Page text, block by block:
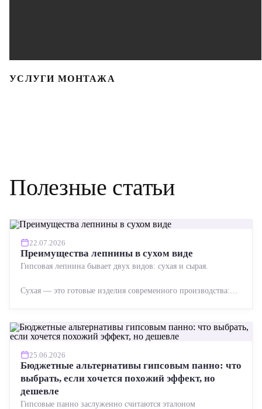
УСЛУГИ МОНТАЖА
Полезные статьи
22.07.2026
Преимущества лепнины в сухом виде
Гипсовая лепнина бывает двух видов: сухая и сырая.
Сухая — это готовые изделия современного производства:
25.06.2026
Бюджетные альтернативы гипсовым панно: что
выбрать, если хочется похожий эффект, но
дешевле
Гипсовые панно заслуженно считаются эталоном